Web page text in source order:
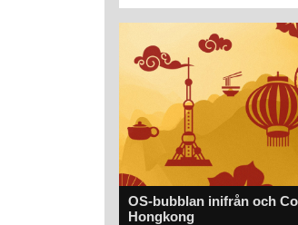
OS-bubblan inifrån och
Hongkong